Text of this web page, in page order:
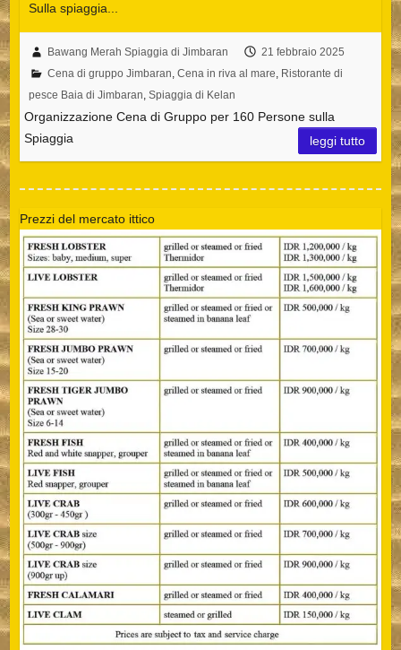
Sulla spiaggia...
Bawang Merah Spiaggia di Jimbaran
21 febbraio 2025
Cena di gruppo Jimbaran, Cena in riva al mare, Ristorante di
pesce Baia di Jimbaran, Spiaggia di Kelan
Organizzazione Cena di Gruppo per 160 Persone sulla
Spiaggia
leggi tutto
Prezzi del mercato ittico